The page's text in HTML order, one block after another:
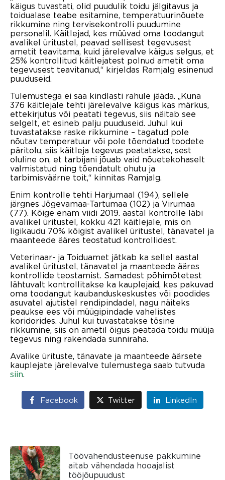
käigus tuvastati, olid puudulik toidu jälgitavus ja
toidualase teabe esitamine, temperatuurinõuete
rikkumine ning tervisekontrolli puudumine
personalil. Käitlejad, kes müüvad oma toodangut
avalikel üritustel, peavad sellisest tegevusest
ametit teavitama, kuid järelevalve käigus selgus, et
25% kontrollitud käitlejatest polnud ametit oma
tegevusest teavitanud,“ kirjeldas Ramjalg esinenud
puuduseid.
Tulemustega ei saa kindlasti rahule jääda. „Kuna
376 käitlejale tehti järelevalve käigus kas märkus,
ettekirjutus või peatati tegevus, siis näitab see
selgelt, et esineb palju puuduseid. Juhul kui
tuvastatakse raske rikkumine – tagatud pole
nõutav temperatuur või pole tõendatud toodete
päritolu, siis käitleja tegevus peatatakse, sest
oluline on, et tarbijani jõuab vaid nõuetekohaselt
valmistatud ning tõendatult ohutu ja
tarbimisväärne toit,“ kinnitas Ramjalg.
Enim kontrolle tehti Harjumaal (194), sellele
järgnes Jõgevamaa-Tartumaa (102) ja Virumaa
(77). Kõige enam viidi 2019. aastal kontrolle läbi
avalikel üritustel, kokku 421 käitlejale, mis on
ligikaudu 70% kõigist avalikel üritustel, tänavatel ja
maanteede ääres teostatud kontrollidest.
Veterinaar- ja Toiduamet jätkab ka sellel aastal
avalikel üritustel, tänavatel ja maanteede ääres
kontrollide teostamist. Samadest põhimõtetest
lähtuvalt kontrollitakse ka kauplejaid, kes pakuvad
oma toodangut kaubanduskeskustes või poodides
asuvatel ajutistel rendipindadel, nagu näiteks
peaukse ees või müügipindade vahelistes
koridorides. Juhul kui tuvastatakse tõsine
rikkumine, siis on ametil õigus peatada toidu müüja
tegevus ning rakendada sunniraha.
Avalike ürituste, tänavate ja maanteede äärsete
kauplejate järelevalve tulemustega saab tutvuda
siin.
Facebook Twitter LinkedIn
Töövahendusteenuse pakkumine
aitab vähendada hooajalist
tööjõupuudust